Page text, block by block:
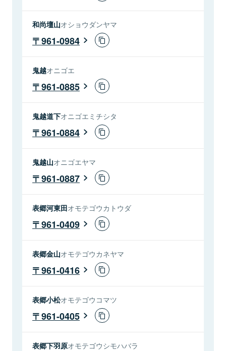
和尚壇山オショウダンヤマ
961-0984
鬼越オニゴエ
961-0885
鬼越道下オニゴエミチシタ
961-0884
鬼越山オニゴエヤマ
961-0887
表郷河東田オモテゴウカトウダ
961-0409
表郷金山オモテゴウカネヤマ
961-0416
表郷小松オモテゴウコマツ
961-0405
表郷下羽原オモテゴウシモハバラ